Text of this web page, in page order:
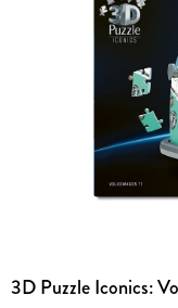
3D Puzzle Iconics: